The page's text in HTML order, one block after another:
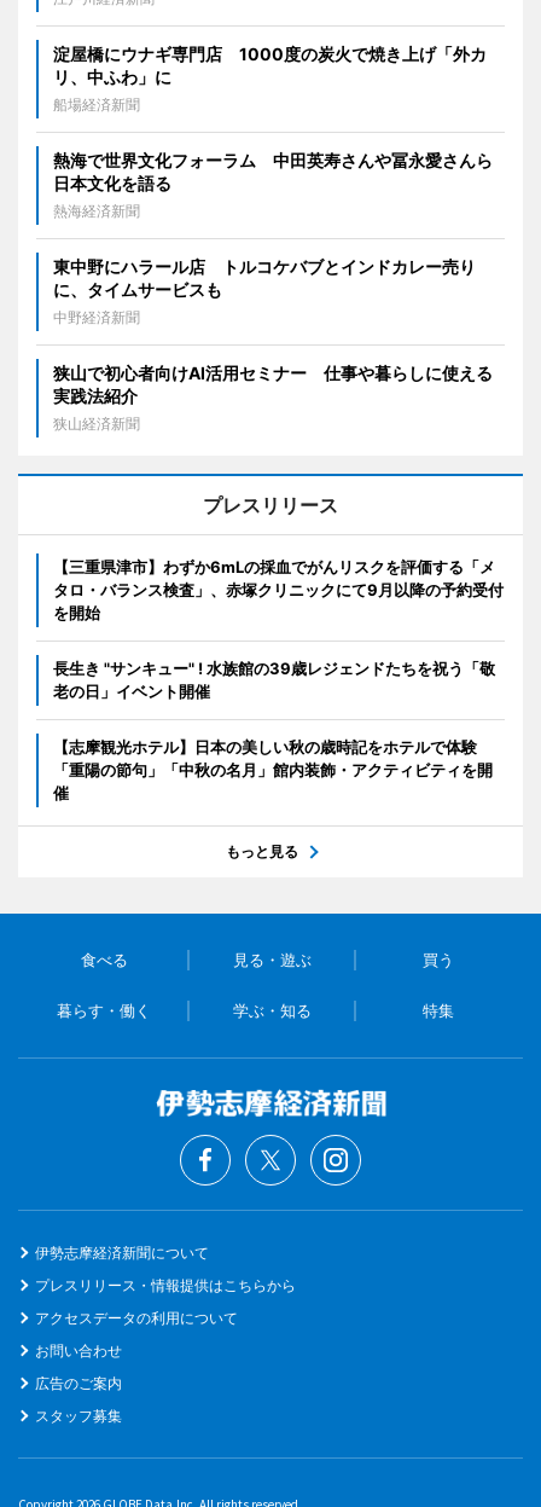
淀屋橋にウナギ専門店 1000度の炭火で焼き上げ「外カ
リ、中ふわ」に
船場経済新聞
熱海で世界文化フォーラム 中田英寿さんや冨永愛さんら
日本文化を語る
熱海経済新聞
東中野にハラール店 トルコケバブとインドカレー売り
に、タイムサービスも
中野経済新聞
狭山で初心者向けAI活用セミナー 仕事や暮らしに使える
実践法紹介
狭山経済新聞
プレスリリース
【三重県津市】わずか6mLの採血でがんリスクを評価する「メ
タロ・バランス検査」、赤塚クリニックにて9月以降の予約受付
を開始
長生き "サンキュー" ! 水族館の39歳レジェンドたちを祝う「敬
老の日」イベント開催
【志摩観光ホテル】日本の美しい秋の歳時記をホテルで体験
「重陽の節句」「中秋の名月」館内装飾・アクティビティを開
催
もっと見る
食べる 見る・遊ぶ 買う
暮らす・働く 学ぶ・知る 特集
伊勢志摩経済新聞について
プレスリリース・情報提供はこちらから
アクセスデータの利用について
お問い合わせ
広告のご案内
スタッフ募集